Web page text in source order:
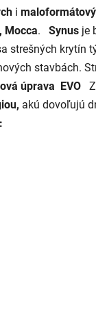
i
Mocca. Synus je
strešných krytín
stavbách.
úprava EVO
akú dovoľujú